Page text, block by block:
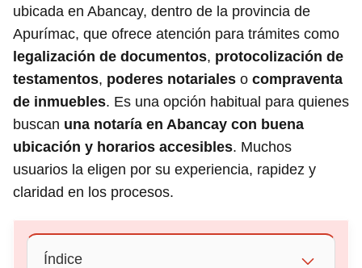
ubicada en Abancay, dentro de la provincia de
Apurímac, que ofrece atención para trámites como
legalización de documentos, protocolización de
testamentos, poderes notariales o compraventa
de inmuebles. Es una opción habitual para quienes
buscan una notaría en Abancay con buena
ubicación y horarios accesibles. Muchos
usuarios la eligen por su experiencia, rapidez y
claridad en los procesos.
Índice